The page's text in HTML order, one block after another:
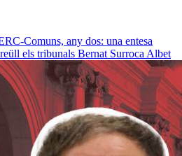
Comuns, any dos: una entesa
els tribunals Bernat Surroca Albet